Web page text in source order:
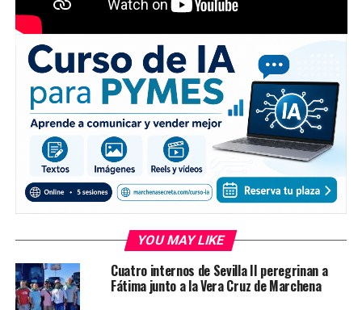
YOU MAY LIKE
Cuatro internos de Sevilla II peregrinan a
Fátima junto a la Vera Cruz de Marchena